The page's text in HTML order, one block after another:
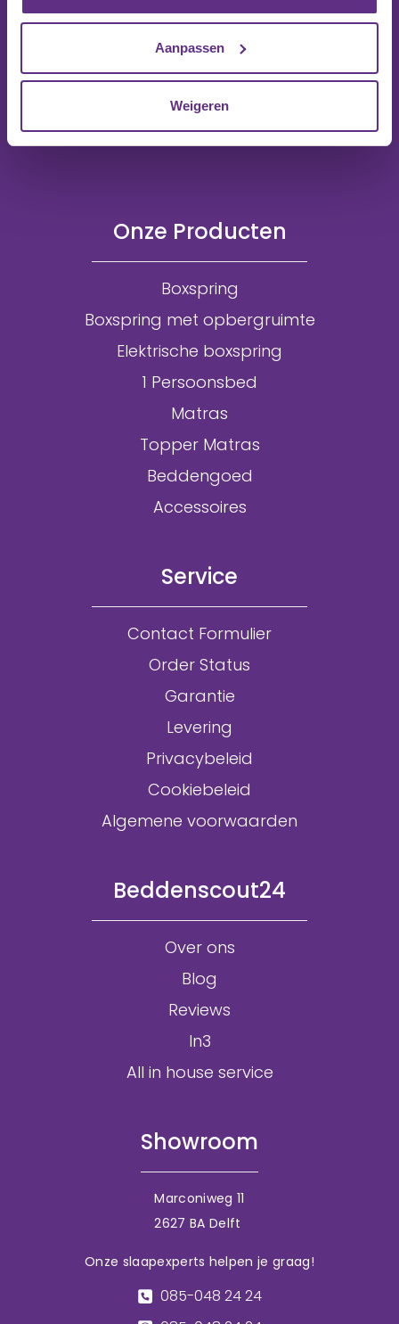
Aanpassen
Weigeren
Onze Producten
Boxspring
Boxspring met opbergruimte
Elektrische boxspring
1 Persoonsbed
Matras
Topper Matras
Beddengoed
Accessoires
Service
Contact Formulier
Order Status
Garantie
Levering
Privacybeleid
Cookiebeleid
Algemene voorwaarden
Beddenscout24
Over ons
Blog
Reviews
In3
All in house service
Showroom
Marconiweg 11
2627 BA Delft
Onze slaapexperts helpen je graag!
085-048 24 24